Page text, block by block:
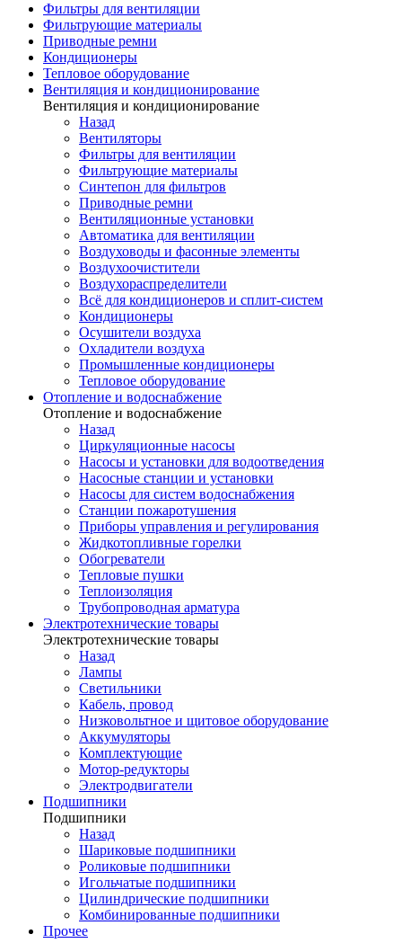
Фильтры для вентиляции
Фильтрующие материалы
Приводные ремни
Кондиционеры
Тепловое оборудование
Вентиляция и кондиционирование
Вентиляция и кондиционирование
Назад
Вентиляторы
Фильтры для вентиляции
Фильтрующие материалы
Синтепон для фильтров
Приводные ремни
Вентиляционные установки
Автоматика для вентиляции
Воздуховоды и фасонные элементы
Воздухоочистители
Воздухораспределители
Всё для кондиционеров и сплит-систем
Кондиционеры
Осушители воздуха
Охладители воздуха
Промышленные кондиционеры
Тепловое оборудование
Отопление и водоснабжение
Отопление и водоснабжение
Назад
Циркуляционные насосы
Насосы и установки для водоотведения
Насосные станции и установки
Насосы для систем водоснабжения
Станции пожаротушения
Приборы управления и регулирования
Жидкотопливные горелки
Обогреватели
Тепловые пушки
Теплоизоляция
Трубопроводная арматура
Электротехнические товары
Электротехнические товары
Назад
Лампы
Светильники
Кабель, провод
Низковольтное и щитовое оборудование
Аккумуляторы
Комплектующие
Мотор-редукторы
Электродвигатели
Подшипники
Подшипники
Назад
Шариковые подшипники
Роликовые подшипники
Игольчатые подшипники
Цилиндрические подшипники
Комбинированные подшипники
Прочее